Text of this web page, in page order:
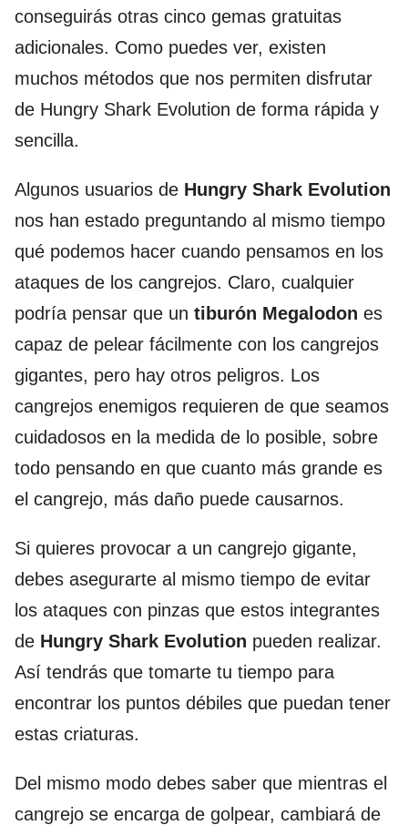
conseguirás otras cinco gemas gratuitas
adicionales. Como puedes ver, existen
muchos métodos que nos permiten disfrutar
de Hungry Shark Evolution de forma rápida y
sencilla.
Algunos usuarios de Hungry Shark Evolution
nos han estado preguntando al mismo tiempo
qué podemos hacer cuando pensamos en los
ataques de los cangrejos. Claro, cualquier
podría pensar que un tiburón Megalodon es
capaz de pelear fácilmente con los cangrejos
gigantes, pero hay otros peligros. Los
cangrejos enemigos requieren de que seamos
cuidadosos en la medida de lo posible, sobre
todo pensando en que cuanto más grande es
el cangrejo, más daño puede causarnos.
Si quieres provocar a un cangrejo gigante,
debes asegurarte al mismo tiempo de evitar
los ataques con pinzas que estos integrantes
de Hungry Shark Evolution pueden realizar.
Así tendrás que tomarte tu tiempo para
encontrar los puntos débiles que puedan tener
estas criaturas.
Del mismo modo debes saber que mientras el
cangrejo se encarga de golpear, cambiará de